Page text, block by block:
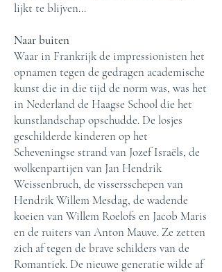
lijkt te blijven…
Naar buiten
Waar in Frankrijk de impressionisten het
opnamen tegen de gedragen academische
kunst die in die tijd de norm was, was het
in Nederland de Haagse School die het
kunstlandschap opschudde. De losjes
geschilderde kinderen op het
Scheveningse strand van Jozef Israëls, de
wolkenpartijen van Jan Hendrik
Weissenbruch, de vissersschepen van
Hendrik Willem Mesdag, de wadende
koeien van Willem Roelofs en Jacob Maris
en de ruiters van Anton Mauve. Ze zetten
zich af tegen de brave schilders van de
Romantiek. De nieuwe generatie wilde af